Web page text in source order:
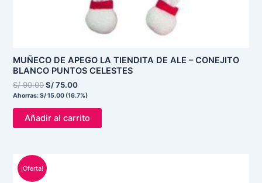
MUÑECO DE APEGO LA TIENDITA DE ALE – CONEJITO
BLANCO PUNTOS CELESTES
S/90.00S/75.00
Ahorras:S/15.00 (16.7%)
Añadir al carrito
¡Oferta! precio
original